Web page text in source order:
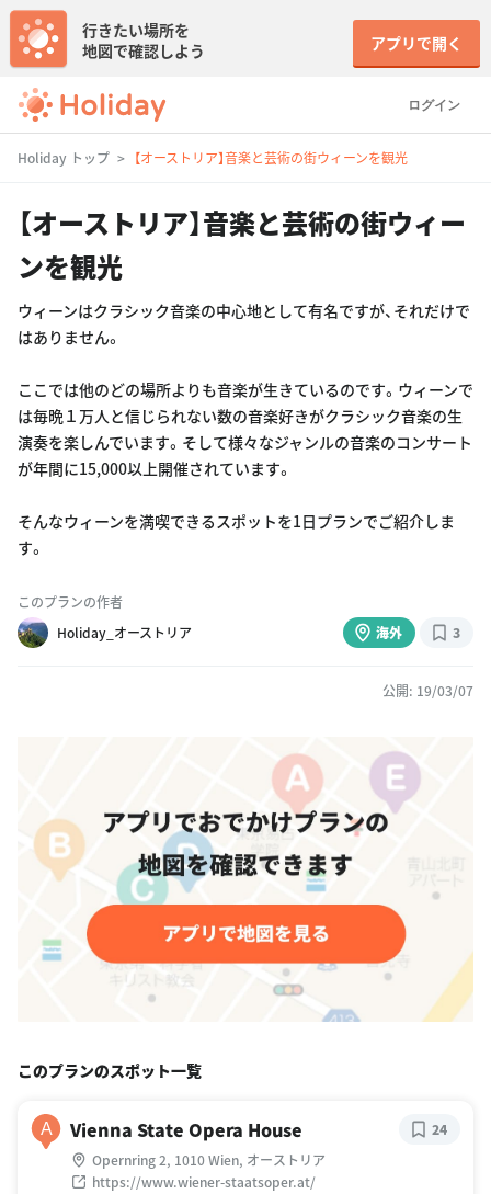
ログイン
行きたい場所を
地図で確認しよう
アプリで開く
Holiday トップ 【オーストリア】音楽と芸術の街ウィーンを観光
【オーストリア】音楽と芸術の街ウィー
ンを観光
ウィーンはクラシック音楽の中心地として有名ですが、それだけで
はありません。
ここでは他のどの場所よりも音楽が生きているのです。ウィーンで
は毎晩１万人と信じられない数の音楽好きがクラシック音楽の生
演奏を楽しんでいます。そして様々なジャンルの音楽のコンサート
が年間に15,000以上開催されています。
そんなウィーンを満喫できるスポットを1日プランでご紹介しま
す。
このプランの作者
Holiday_オーストリア
海外 3
公開: 19/03/07
このプランのスポット一覧
A Vienna State Opera House
Opernring 2, 1010 Wien, オーストリア
https://www.wiener-staatsoper.at/
24